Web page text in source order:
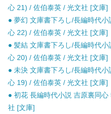
心 21) / 佐伯泰英 / 光文社 [文庫]
● 夢幻 文庫書下ろし/長編時代
心 22) / 佐伯泰英 / 光文社 [文庫]
● 髪結 文庫書下ろし/長編時代
心 20) / 佐伯泰英 / 光文社 [文庫]
● 未決 文庫書下ろし/長編時代
心 19) / 佐伯泰英 / 光文社 [文庫]
● 初花 長編時代小説 吉原裏同
社 [文庫]